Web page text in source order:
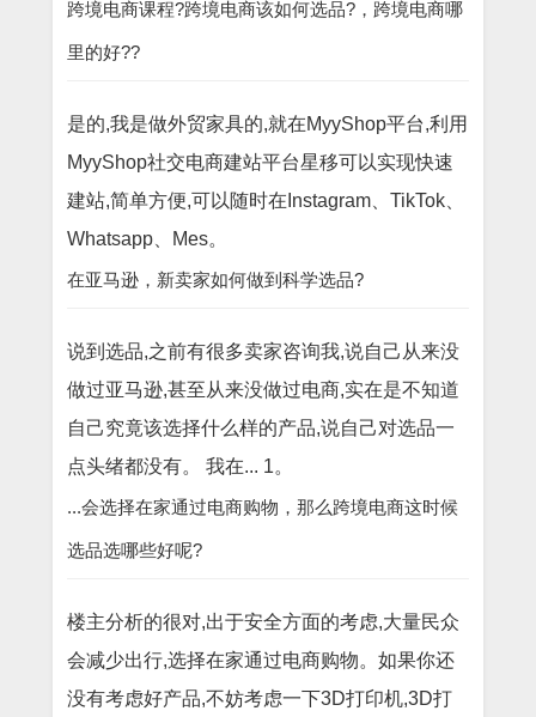
跨境电商课程?跨境电商该如何选品?，跨境电商哪
里的好??
是的,我是做外贸家具的,就在MyyShop平台,利用
MyyShop社交电商建站平台星移可以实现快速
建站,简单方便,可以随时在Instagram、TikTok、
Whatsapp、Mes。
在亚马逊，新卖家如何做到科学选品?
说到选品,之前有很多卖家咨询我,说自己从来没
做过亚马逊,甚至从来没做过电商,实在是不知道
自己究竟该选择什么样的产品,说自己对选品一
点头绪都没有。 我在... 1。
...会选择在家通过电商购物，那么跨境电商这时候
选品选哪些好呢?
楼主分析的很对,出于安全方面的考虑,大量民众
会减少出行,选择在家通过电商购物。如果你还
没有考虑好产品,不妨考虑一下3D打印机,3D打